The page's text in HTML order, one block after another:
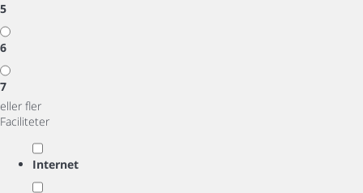
5
6
7
eller fler
Faciliteter
Internet